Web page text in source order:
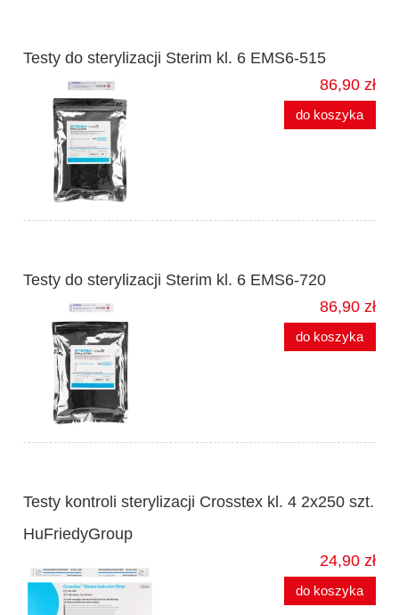
Testy do sterylizacji Sterim kl. 6 EMS6-515
86,90 zł
do koszyka
Testy do sterylizacji Sterim kl. 6 EMS6-720
86,90 zł
do koszyka
Testy kontroli sterylizacji Crosstex kl. 4 2x250 szt.
HuFriedyGroup
24,90 zł
do koszyka